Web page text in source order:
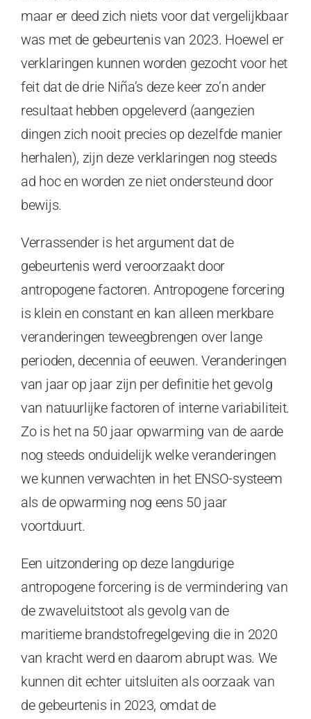
maar er deed zich niets voor dat vergelijkbaar
was met de gebeurtenis van 2023. Hoewel er
verklaringen kunnen worden gezocht voor het
feit dat de drie Niña’s deze keer zo’n ander
resultaat hebben opgeleverd (aangezien
dingen zich nooit precies op dezelfde manier
herhalen), zijn deze verklaringen nog steeds
ad hoc en worden ze niet ondersteund door
bewijs.
Verrassender is het argument dat de
gebeurtenis werd veroorzaakt door
antropogene factoren. Antropogene forcering
is klein en constant en kan alleen merkbare
veranderingen teweegbrengen over lange
perioden, decennia of eeuwen. Veranderingen
van jaar op jaar zijn per definitie het gevolg
van natuurlijke factoren of interne variabiliteit.
Zo is het na 50 jaar opwarming van de aarde
nog steeds onduidelijk welke veranderingen
we kunnen verwachten in het ENSO-systeem
als de opwarming nog eens 50 jaar
voortduurt.
Een uitzondering op deze langdurige
antropogene forcering is de vermindering van
de zwaveluitstoot als gevolg van de
maritieme brandstofregelgeving die in 2020
van kracht werd en daarom abrupt was. We
kunnen dit echter uitsluiten als oorzaak van
de gebeurtenis in 2023, omdat de